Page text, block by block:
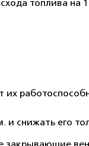
топлива на
их
снижать его